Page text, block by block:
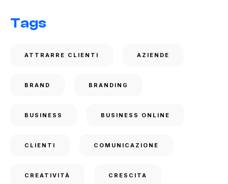
Tags
ATTRARRE CLIENTI AZIENDE
BRAND BRANDING
BUSINESS BUSINESS ONLINE
CLIENTI COMUNICAZIONE
CREATIVITÀ CRESCITA